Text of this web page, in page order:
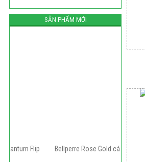
SẢN PHẨM MỚI
Bellperre Rose Gold cá sấu Green